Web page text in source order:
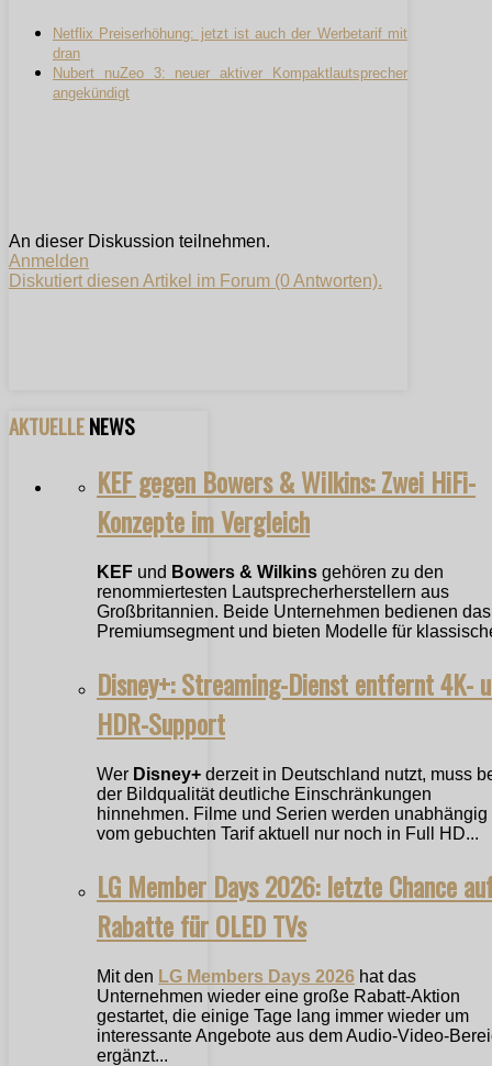
Netflix Preiserhöhung: jetzt ist auch der Werbetarif mit
dran
Nubert nuZeo 3: neuer aktiver Kompaktlautsprecher
angekündigt
An dieser Diskussion teilnehmen.
Anmelden
Diskutiert diesen Artikel im Forum (0 Antworten).
AKTUELLENEWS
KEF gegen Bowers & Wilkins: Zwei HiFi-
Konzepte im Vergleich
KEF und Bowers & Wilkins gehören zu den
renommiertesten Lautsprecherherstellern aus
Großbritannien. Beide Unternehmen bedienen das
Premiumsegment und bieten Modelle für
Disney+: Streaming-Dienst entfernt 4K-
HDR-Support
Wer Disney+ derzeit in Deutschland nutzt, muss
der Bildqualität deutliche Einschränkungen
hinnehmen. Filme und Serien werden unabhängig
vom gebuchten Tarif aktuell nur noch in Full HD...
LG Member Days 2026: letzte Chance
Rabatte für OLED TVs
Mit den LG Members Days 2026 hat das
Unternehmen wieder eine große Rabatt-Aktion
gestartet, die einige Tage lang immer wieder um
interessante Angebote aus dem Audio-Video-
ergänzt...